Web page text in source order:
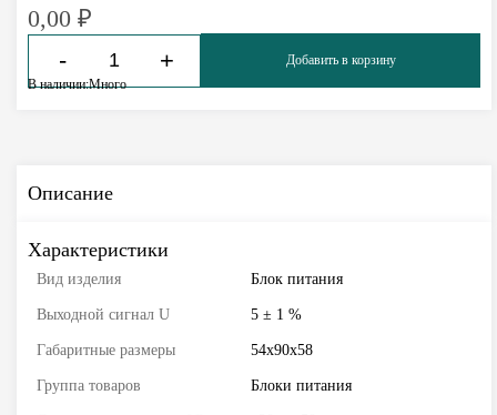
0,00 ₽
-
+
Добавить в корзину
В наличии:Много
Описание
Характеристики
Вид изделия Блок питания
Выходной сигнал U 5 ± 1 %
Габаритные размеры 54x90x58
Группа товаров Блоки питания